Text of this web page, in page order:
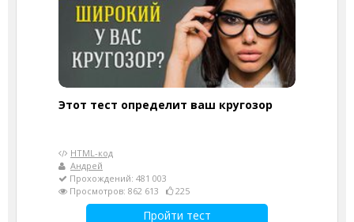
Этот тест определит ваш кругозор
HTML-код
Андрей
Прохождений: 481 003
Просмотров: 862 613
225
Пройти тест